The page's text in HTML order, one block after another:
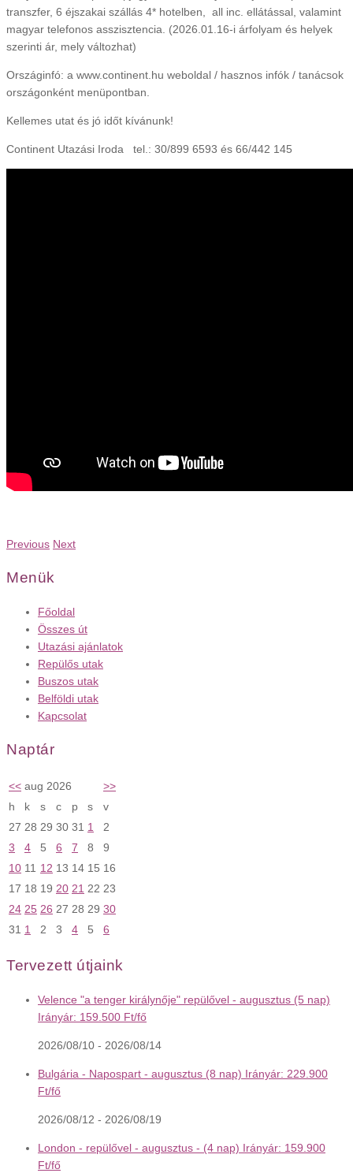
transzfer, 6 éjszakai szállás 4* hotelben, all inc. ellátással, valamint
magyar telefonos asszisztencia. (2026.01.16-i árfolyam és helyek
szerinti ár, mely változhat)
Országinfó: a www.continent.hu weboldal / hasznos infók / tanácsok
országonként menüpontban.
Kellemes utat és jó időt kívánunk!
Continent Utazási Iroda tel.: 30/899 6593 és 66/442 145
Previous Next
Menük
Főoldal
Összes út
Utazási ajánlatok
Repülős utak
Buszos utak
Belföldi utak
Kapcsolat
Naptár
<< aug 2026
>>
h
k s c p s
v
27 28 29 30 31 1
2
3
4 5 6 7 8
9
10 11 12 13 14 15 16
17 18 19 20 21 22 23
24 25 26 27 28 29 30
31 1 2 3 4 5 6
Tervezett útjaink
Velence "a tenger királynője" repülővel - augusztus (5 nap)
Irányár: 159.500 Ft/fő
2026/08/10 - 2026/08/14
Bulgária - Napospart - augusztus (8 nap) Irányár: 229.900
Ft/fő
2026/08/12 - 2026/08/19
London - repülővel - augusztus - (4 nap) Irányár: 159.900
Ft/fő